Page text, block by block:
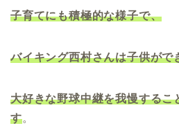
子育てにも積極的な様子で、
バイキング西村さんは子供がで
大好きな野球中継を我慢するこ
す。